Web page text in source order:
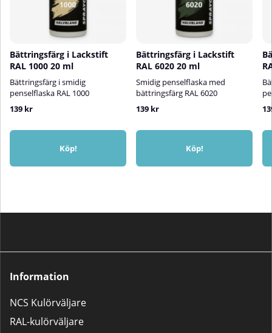
Bättringsfärg i Lackstift
RAL 1000 20 ml
Bättringsfärg i smidig
penselflaska RAL 1000
139 kr
Köp!
Bättringsfärg i Lackstift
RAL 6020 20 ml
Smidig penselflaska med
bättringsfärg RAL 6020
139 kr
Köp!
Information
NCS Kulörväljare
RAL-kulörväljare